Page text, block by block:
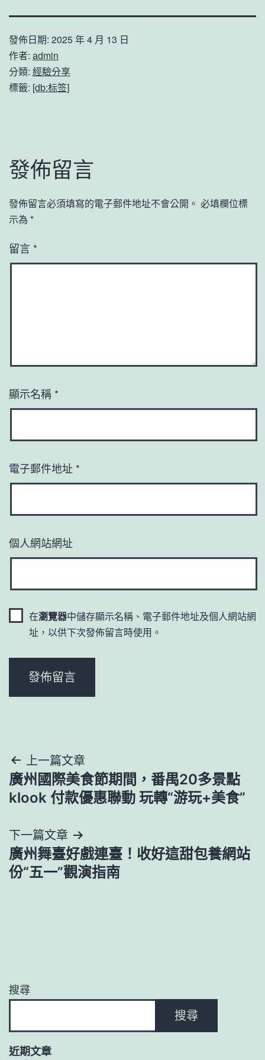
發佈日期: 2025 年 4 月 13 日
作者: admin
分類: 經驗分享
標籤: [db:标签]
發佈留言
發佈留言必須填寫的電子郵件地址不會公開。 必填欄位標
示為 *
留言 *
顯示名稱 *
電子郵件地址 *
個人網站網址
在瀏覽器中儲存顯示名稱、電子郵件地址及個人網站網
址，以供下次發佈留言時使用。
文
章
覽
上一篇文章
廣州國際美食節期間，番禺20多景點
klook 付款優惠聯動 玩轉“游玩+美食”
下一篇文章
廣州舞臺好戲連臺！收好這甜包養網站
份“五一”觀演指南
搜尋
搜尋
近期文章